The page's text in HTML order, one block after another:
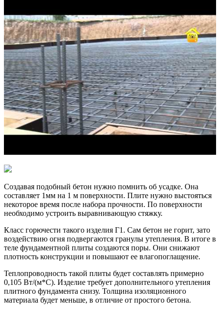
Создавая подобный бетон нужно помнить об усадке. Она
составляет 1мм на 1 м поверхности. Плите нужно выстояться
некоторое время после набора прочности. По поверхности
необходимо устроить выравнивающую стяжку.
Класс горючести такого изделия Г1. Сам бетон не горит, зато
воздействию огня подвергаются гранулы утепления. В итоге в
теле фундаментной плиты создаются поры. Они снижают
плотность конструкции и повышают ее влагопоглащение.
Теплопроводность такой плиты будет составлять примерно
0,105 Вт/(м*С). Изделие требует дополнительного утепления
плитного фундамента снизу. Толщина изоляционного
материала будет меньше, в отличие от простого бетона.